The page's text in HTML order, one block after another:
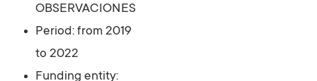
OBSERVACIONES
Period: from 2019
to 2022
Funding entity: